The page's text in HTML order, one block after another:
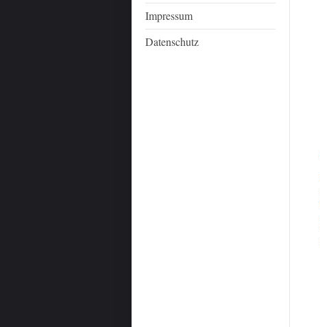
Impressum
Datenschutz